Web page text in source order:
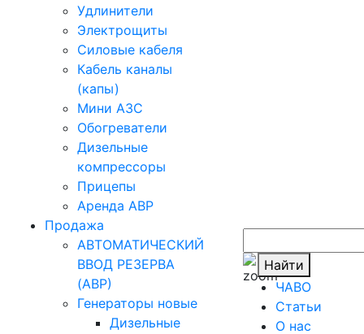
Удлинители
Электрощиты
Силовые кабеля
Кабель каналы
(капы)
Мини АЗС
Обогреватели
Дизельные
компрессоры
Прицепы
Аренда АВР
Продажа
АВТОМАТИЧЕСКИЙ
ВВОД РЕЗЕРВА
(АВР)
Генераторы новые
Дизельные
Найти
ЧАВО
Cтатьи
O нас